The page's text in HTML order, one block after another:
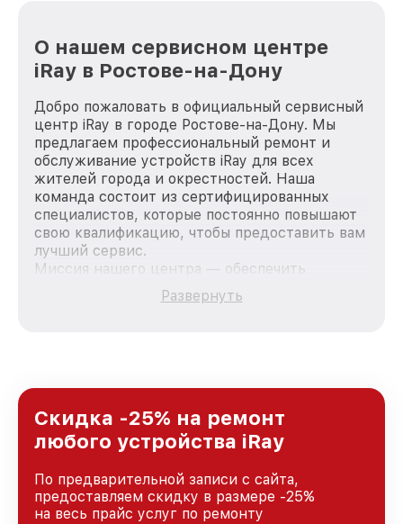
О нашем сервисном центре
iRay в Ростове-на-Дону
Добро пожаловать в официальный сервисный
центр iRay в городе Ростове-на-Дону. Мы
предлагаем профессиональный ремонт и
обслуживание устройств iRay для всех
жителей города и окрестностей. Наша
команда состоит из сертифицированных
специалистов, которые постоянно повышают
свою квалификацию, чтобы предоставить вам
лучший сервис.
Миссия нашего центра — обеспечить
качественный и доступный ремонт для
каждого пользователя продукции iRay, вне
Ростове-на-Дону, постоянно повышая уровень
доверия и лояльности наших клиентов.
Развернуть
Скидка -25% на ремонт
любого устройства iRay
По предварительной записи с сайта,
предоставляем скидку в размере -25%
на весь прайс услуг по ремонту